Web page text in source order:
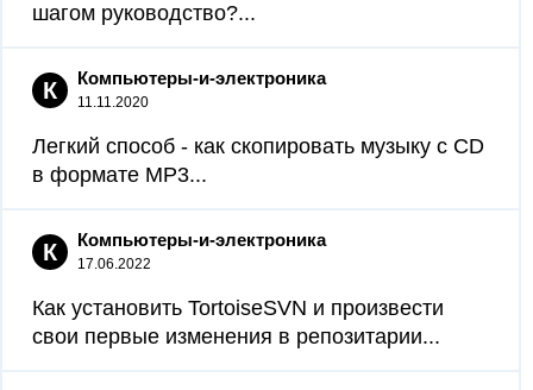
шагом руководство?...
К Компьютеры-и-электроника
11.11.2020
Легкий способ - как скопировать музыку с CD
в формате MP3...
К Компьютеры-и-электроника
17.06.2022
Как установить TortoiseSVN и произвести
свои первые изменения в репозитарии...